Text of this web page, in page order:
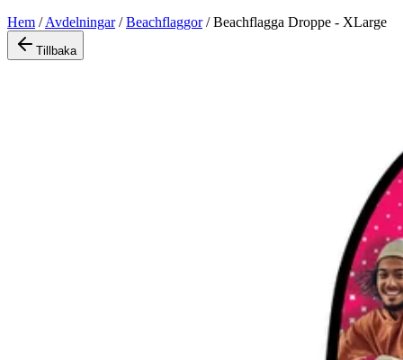
Hem /Avdelningar/Beachflaggor/Beachflagga Droppe - XLarge
Tillbaka